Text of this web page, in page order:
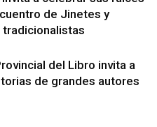
de Jinetes y
del Libro invita a
de grandes autores